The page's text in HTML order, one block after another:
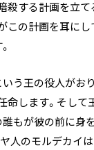
殺する計画を立て
この計画を耳にし
いう王の役人がお
命します。そして
誰もが彼の前に身
ヤ人のモルデカイ